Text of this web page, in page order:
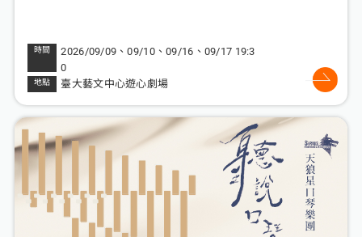
2026/09/09、09/10、09/16、09/17 19:3
0
臺大藝文中心遊心劇場